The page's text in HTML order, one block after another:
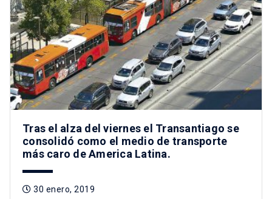
Tras el alza del viernes el Transantiago se
consolidó como el medio de transporte
más caro de America Latina.
30 enero, 2019